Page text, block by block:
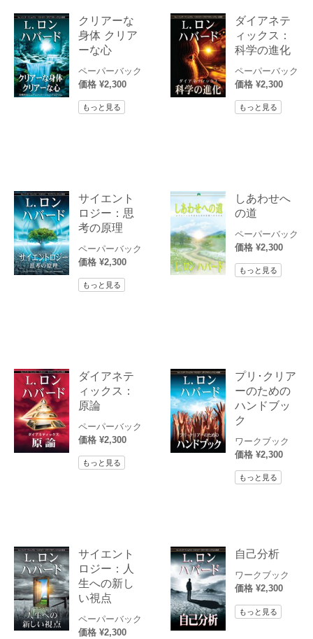
クリアーな
身体 クリア
ーな心
ペーパーバック
価格 ¥2,300
もっと見る
ダイアネテ
ィックス：
科学の進化
ペーパーバック
価格 ¥2,300
もっと見る
サイエント
ロジー：思
考の原理
ペーパーバック
価格 ¥2,300
もっと見る
しあわせへ
の道
ペーパーバック
価格 ¥2,300
もっと見る
ダイアネテ
ィックス：
原論
ペーパーバック
価格 ¥2,300
もっと見る
プリ･クリア
ーのための
ハンドブッ
ク
ワークブック
価格 ¥2,300
もっと見る
サイエント
ロジー：人
生への新し
い視点
ペーパーバック
価格 ¥2,300
自己分析
ワークブック
価格 ¥2,300
もっと見る